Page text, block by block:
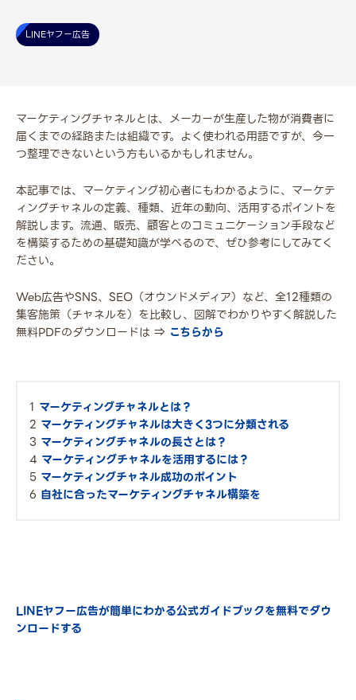
LINEヤフー広告
マーケティングチャネルとは、メーカーが生産した物が消費者に
届くまでの経路または組織です。よく使われる用語ですが、今一
つ整理できないという方もいるかもしれません。
本記事では、マーケティング初心者にもわかるように、マーケテ
ィングチャネルの定義、種類、近年の動向、活用するポイントを
解説します。流通、販売、顧客とのコミュニケーション手段など
を構築するための基礎知識が学べるので、ぜひ参考にしてみてく
ださい。
Web広告やSNS、SEO（オウンドメディア）など、全12種類の
集客施策（チャネルを）を比較し、図解でわかりやすく解説した
無料PDFのダウンロードは ⇒ こちらから
マーケティングチャネルとは？
マーケティングチャネルは大きく3つに分類される
マーケティングチャネルの長さとは？
マーケティングチャネルを活用するには？
マーケティングチャネル成功のポイント
自社に合ったマーケティングチャネル構築を
LINEヤフー広告が簡単にわかる公式ガイドブックを無料でダウ
ンロードする